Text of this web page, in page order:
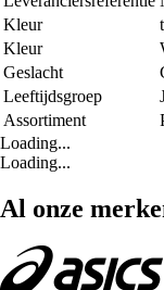
Kleur
Kleur
Geslacht
Leeftijdsgroep
Assortiment
Loading...
Loading...
Al onze